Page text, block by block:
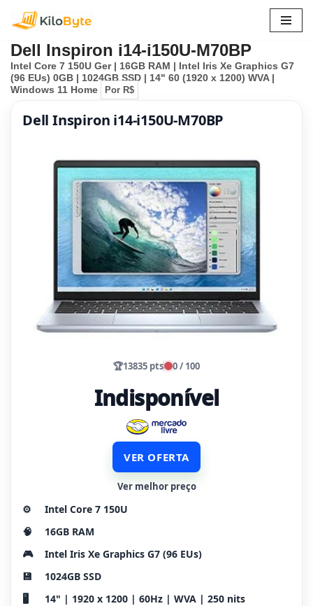
para
o
conteúdo
Dell Inspiron i14-i150U-M70BP
Intel Core 7 150U Ger | 16GB RAM | Intel Iris Xe Graphics G7
(96 EUs) 0GB | 1024GB SSD | 14" 60 (1920 x 1200) WVA |
Windows 11 Home
Por R$
Dell Inspiron i14-i150U-M70BP
🏆13835 pts 0 / 100
Indisponível
VER OFERTA
Ver melhor preço
⚙️
Intel Core 7 150U
🧠
16GB RAM
🎮
Intel Iris Xe Graphics G7 (96 EUs)
💾
1024GB SSD
🖥️
14" | 1920 x 1200 | 60Hz | WVA | 250 nits